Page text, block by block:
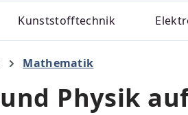
Kunststofftechnik
Mathematik
Physik